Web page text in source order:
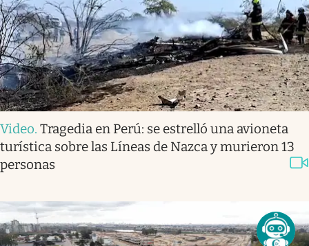
Video. Tragedia en Perú: se estrelló una avioneta
turística sobre las Líneas de Nazca y murieron 13
personas